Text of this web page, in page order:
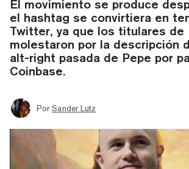
El movimiento se produce
el hashtag se convirtiera en
Twitter, ya que los titulares de
molestaron por la descripción
alt-right pasada de Pepe por
Coinbase.
Por Sander Lutz